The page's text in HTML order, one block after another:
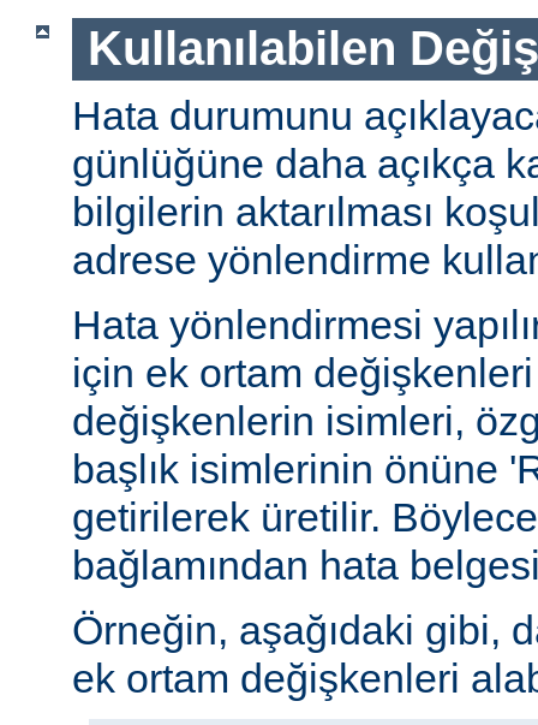
Kullanılabilen
Hata durumunu
günlüğüne daha açıkça
bilgilerin aktarılması
adrese yönlendirme
Hata yönlendirmesi
için ek ortam değişkenleri
değişkenlerin isimleri,
başlık isimlerinin önüne
getirilerek üretilir.
bağlamından hata
Örneğin, aşağıdaki gibi,
ek ortam değişkenleri